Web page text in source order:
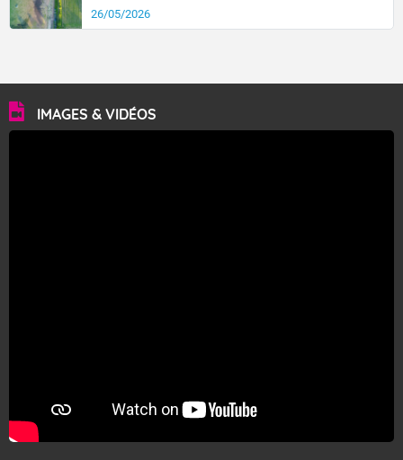
26/05/2026
IMAGES & VIDÉOS